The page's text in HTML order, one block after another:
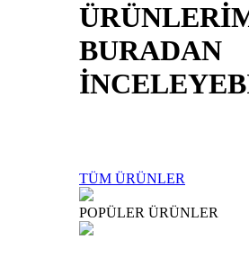
BURADAN
TÜM ÜRÜNLER
POPÜLER ÜRÜNLER